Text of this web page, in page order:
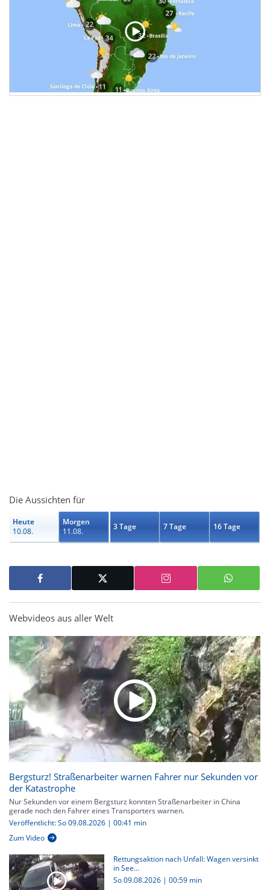
Die Aussichten für
Heute
10.08.
Morgen
11.08.
3 Tage 7 Tage 16 Tage
Webvideos aus aller Welt
Bergsturz! Straßenarbeiter warnen Fahrer nur Sekunden vor
der Katastrophe
Nur Sekunden vor einem Bergsturz konnten Straßenarbeiter in China
gerade noch den Fahrer eines Transporters warnen.
Veröffentlicht: So 09.08.2026 | 00:41 min
Zum Video
Rettungsaktion nach Unfall: Wagen versinkt
in See...
So 09.08.2026 | 00:59 min